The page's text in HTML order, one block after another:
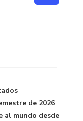
de 2026
al mundo desde